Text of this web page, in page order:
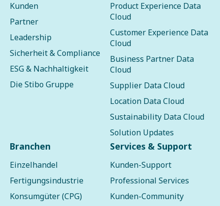
Kunden
Partner
Leadership
Sicherheit & Compliance
ESG & Nachhaltigkeit
Die Stibo Gruppe
Product Experience Data
Cloud
Customer Experience Data
Cloud
Business Partner Data
Cloud
Supplier Data Cloud
Location Data Cloud
Sustainability Data Cloud
Solution Updates
Branchen
Einzelhandel
Fertigungsindustrie
Konsumgüter (CPG)
Services & Support
Kunden-Support
Professional Services
Kunden-Community